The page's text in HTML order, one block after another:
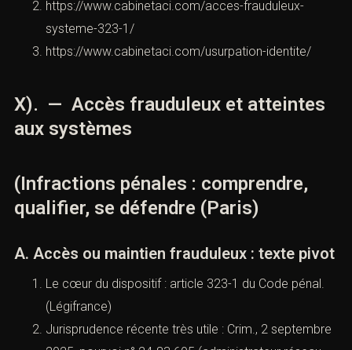
correctement conservée et juridiquement “rattachée” à
une personne. Le droitpénal traite à la fois l’atteinte au
système (intrusion, altération) et l’atteinte aux
escroquerie).
A. Preuve numérique
Captures d’écran : utiles, mais à contextualiser
(URL, date, conversation complète).
Réquisitions : opérateurs, plateformes, banques.
Pour aller plus loin (liens internes)
https://www.cabinetaci.com/cybercriminalite/